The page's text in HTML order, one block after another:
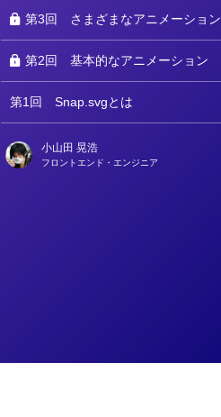
第3回 さまざまなアニメーション
第2回 基本的なアニメーション
第1回 Snap.svgとは
小山田 晃浩
フロントエンド・エンジニア